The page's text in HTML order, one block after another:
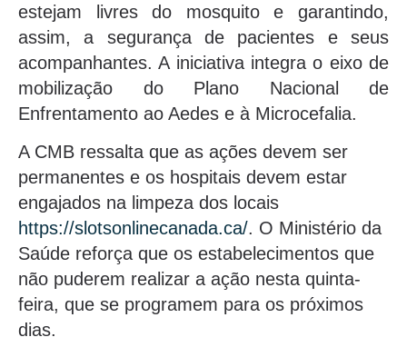
estejam livres do mosquito e garantindo,
assim, a segurança de pacientes e seus
acompanhantes. A iniciativa integra o eixo de
mobilização do Plano Nacional de
Enfrentamento ao Aedes e à Microcefalia.
A CMB ressalta que as ações devem ser
permanentes e os hospitais devem estar
engajados na limpeza dos locais
https://slotsonlinecanada.ca/. O Ministério da
Saúde reforça que os estabelecimentos que
não puderem realizar a ação nesta quinta-
feira, que se programem para os próximos
dias.